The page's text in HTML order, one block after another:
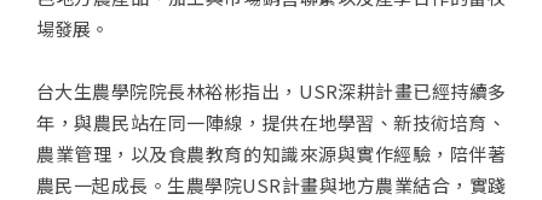
場發展。
台大生農學院院長林裕彬指出，USR深耕計畫已經持續多
年，與農民站在同一陣線，提供在地學習、新技術培育、
農業管理，以及食農教育的知識來源與實作經驗，陪伴著
農民一起成長。生農學院USR計畫與地方農業結合，實踐